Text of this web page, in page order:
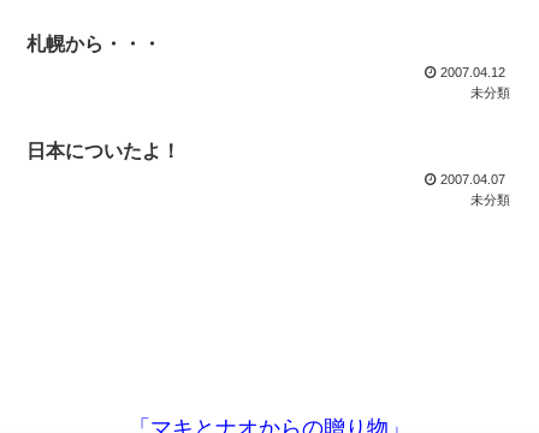
札幌から・・・
2007.04.12
未分類
日本についたよ！
2007.04.07
未分類
「マキとナオからの贈り物」